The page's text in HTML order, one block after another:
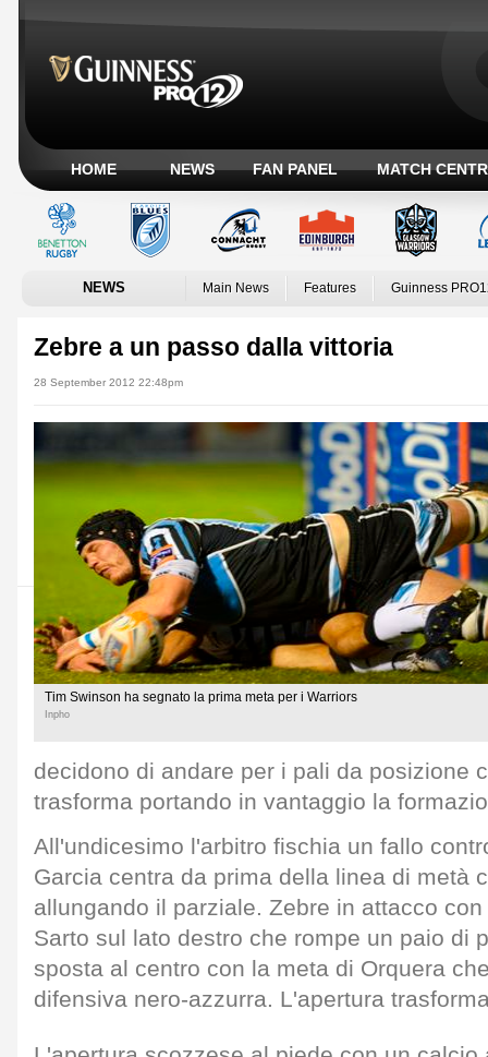
HOME NEWS FAN PANEL MATCH
NEWS Main News Features Guinness
Zebre a un passo dalla vittoria
28 September 2012 22:48pm
Tim Swinson ha segnato la prima meta per i Warriors
Inpho
decidono di andare per i pali da posizione
trasforma portando in vantaggio la
All'undicesimo l'arbitro fischia un fallo
Garcia centra da prima della linea di metà
allungando il parziale. Zebre in attacco
Sarto sul lato destro che rompe un paio di
sposta al centro con la meta di Orquera
difensiva nero-azzurra. L'apertura